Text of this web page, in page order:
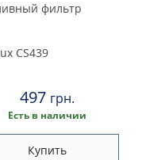
фильтр
CS439
497 грн.
Есть в наличии
Купить